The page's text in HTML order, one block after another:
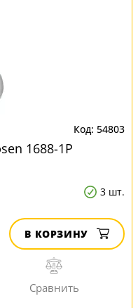
54803
1688-1P
3 шт.
В КОРЗИНУ